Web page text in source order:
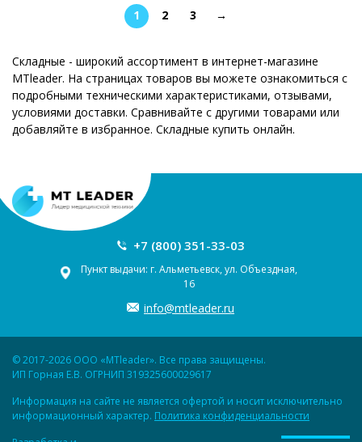
1 2 3 →
Складные - широкий ассортимент в интернет-магазине
MTleader. На страницах товаров вы можете ознакомиться с
подробными техническими характеристиками, отзывами,
условиями доставки. Сравнивайте с другими товарами или
добавляйте в избранное. Складные купить онлайн.
+7 (800) 351-33-03
Пункт выдачи: г. Альметьевск, ул. Объездная,
16
info@mtleader.ru
© 2017-2026 ООО «MTleader». Все права защищены.
ИП Горная Е.В. ОГРНИП 319325600029617
Информация на сайте не является офертой и носит исключительно
информационный характер. Политика конфиденциальности